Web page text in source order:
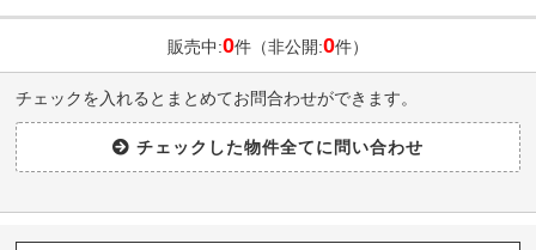
販売中:0件（非公開:0件）
チェックを入れるとまとめてお問合わせができます。